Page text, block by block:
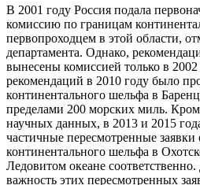
В 2001 году Россия подала
комиссию по границам
первопроходцем в этой области,
департамента. Однако,
вынесены комиссией только в
рекомендаций в 2010 году было
континентального шельфа в
пределами 200 морских миль.
научных данных, в 2013 и 2015
частичные пересмотренные заявки
континентального шельфа в
Ледовитом океане
важность этих пересмотренных